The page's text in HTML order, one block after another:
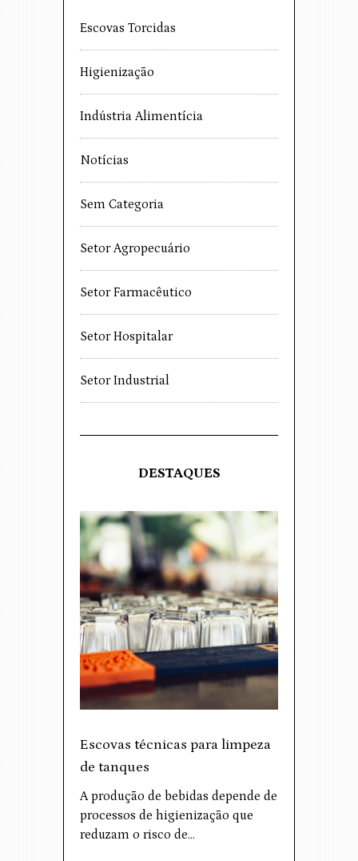
Escovas Torcidas
Higienização
Indústria Alimentícia
Notícias
Sem Categoria
Setor Agropecuário
Setor Farmacêutico
Setor Hospitalar
Setor Industrial
DESTAQUES
Escovas técnicas para limpeza
de tanques
A produção de bebidas depende de
processos de higienização que
reduzam o risco de…